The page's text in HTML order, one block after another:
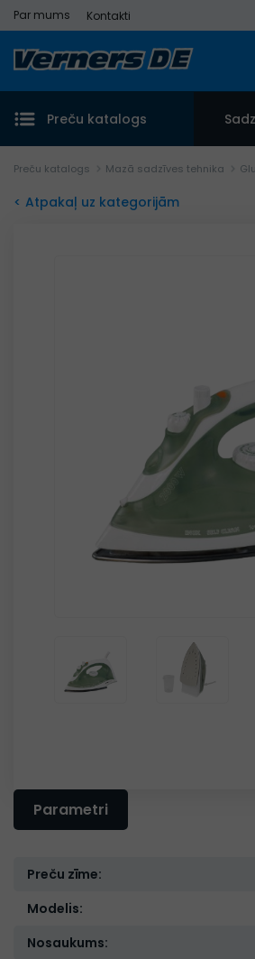
Par mums Kontakti
Preču katalogs
Preču katalogs Mazā sadzīves tehnika
< Atpakaļ uz kategorijām
Parametri
Preču zīme:
Modelis:
Nosaukums: